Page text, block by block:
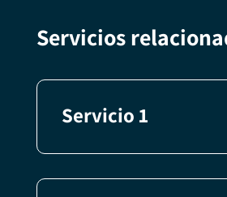
Servicios
Servicio 1